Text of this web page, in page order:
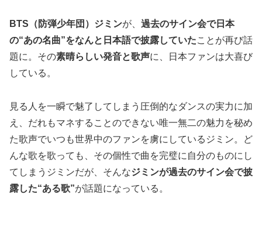
BTS（防弾少年団）ジミンが、 過去のサイン会で日本
の“あの名曲”をなんと日本語で披露していたことが再び話
題に。その素晴らしい発音と歌声に、日本ファンは大喜び
している。
見る人を一瞬で魅了してしまう圧倒的なダンスの実力に加
え、だれもマネすることのできない唯一無二の魅力を秘め
た歌声でいつも世界中のファンを虜にしているジミン。ど
んな歌を歌っても、その個性で曲を完璧に自分のものにし
てしまうジミンだが、そんなジミンが過去のサイン会で披
露した“ある歌”が話題になっている。